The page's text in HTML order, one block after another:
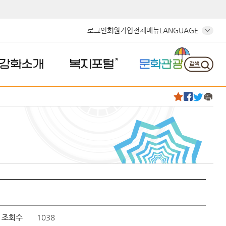
로그인 회원가입전체메뉴LANGUAGE
강화소개 복지포털 문화관광
조회수 1038